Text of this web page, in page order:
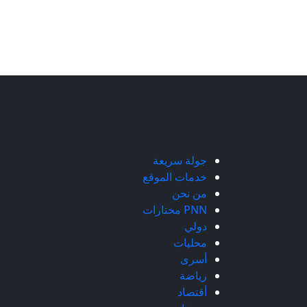
جولة سريعة
خدمات الموقع
من نحن
PNN مختارات
دولي
محليات
أسرى
رياضة
أقتصاد